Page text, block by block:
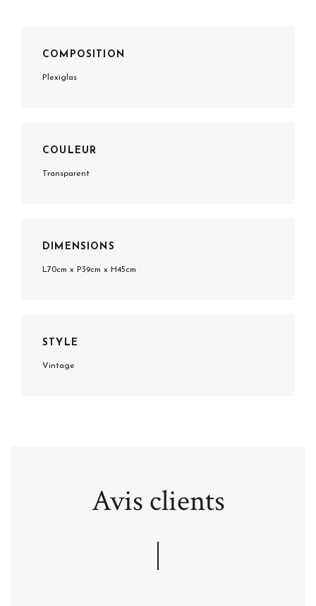
COMPOSITION
Plexiglas
COULEUR
Transparent
DIMENSIONS
L70cm x P39cm x H45cm
STYLE
Vintage
Avis clients